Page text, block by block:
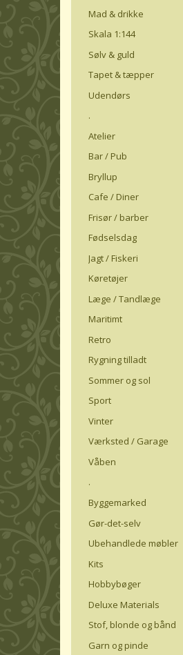
Mad & drikke
Skala 1:144
Sølv & guld
Tapet & tæpper
Udendørs
.
Atelier
Bar / Pub
Bryllup
Cafe / Diner
Frisør / barber
Fødselsdag
Jagt / Fiskeri
Køretøjer
Læge / Tandlæge
Maritimt
Retro
Rygning tilladt
Sommer og sol
Sport
Vinter
Værksted / Garage
Våben
.
Byggemarked
Gør-det-selv
Ubehandlede møbler
Kits
Hobbybøger
Deluxe Materials
Stof, blonde og bånd
Garn og pinde